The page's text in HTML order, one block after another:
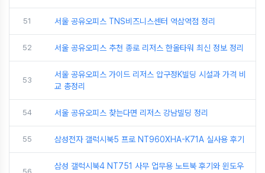
51 서울 공유오피스 TNS비즈니스센터 역삼역점 정리
52 서울 공유오피스 추천 종로 리저스 한올타워 최신 정보 정리
53
서울 공유오피스 가이드 리저스 압구정K빌딩 시설과 가격 비
교 총정리
54 서울 공유오피스 찾는다면 리저스 강남빌딩 정리
55 삼성전자 갤럭시북5 프로 NT960XHA-K71A 실사용 후기
삼성 갤럭시북4 NT751 사무 업무용 노트북 후기와 윈도우